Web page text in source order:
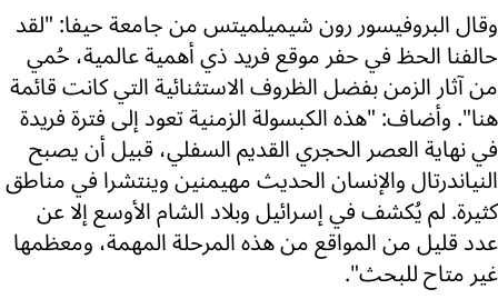
وقال البروفيسور رون شيميلميتس من جامعة حيفا: "لقد
حالفنا الحظ في حفر موقع فريد ذي أهمية عالمية، حُمي
من آثار الزمن بفضل الظروف الاستثنائية التي كانت قائمة
هنا". وأضاف: "هذه الكبسولة الزمنية تعود إلى فترة فريدة
في نهاية العصر الحجري القديم السفلي، قبيل أن يصبح
النياندرتال والإنسان الحديث مهيمنين وينتشرا في مناطق
كثيرة. لم يُكشف في إسرائيل وبلاد الشام الأوسع إلا عن
عدد قليل من المواقع من هذه المرحلة المهمة، ومعظمها
غير متاح للبحث".